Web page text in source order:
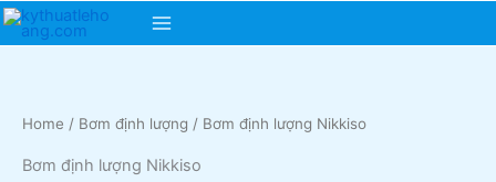
Skip
Main
Home / Bơm định lượng / Bơm định lượng Nikkiso
Bơm định lượng Nikkiso